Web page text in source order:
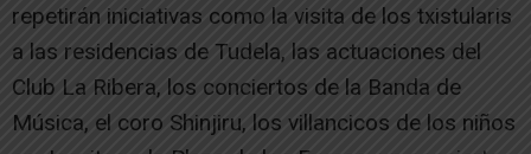
repetirán iniciativas como la visita de los txistularis
a las residencias de Tudela, las actuaciones del
Club La Ribera, los conciertos de la Banda de
Música, el coro Shinjiru, los villancicos de los niños